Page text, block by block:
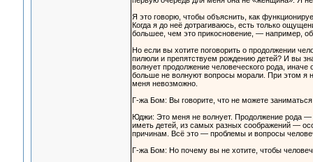
Я это говорю, чтобы объяснить, как
Когда я до неё дотрагиваюсь, есть только
большее, чем это прикосновение, — например,
Но если вы хотите поговорить о продолжении
пилюли и препятствуем рождению детей? И вы
волнует продолжение человеческого рода,
больше не волнуют вопросы морали. При этом я
меня невозможно.
Г-жа Бом: Вы говорите, что не можете
Юджи: Это меня не волнует. Продолжение рода —
иметь детей, из самых разных соображений —
причинам. Всё это — проблемы и вопросы
Г-жа Бом: Но почему вы не хотите, чтобы